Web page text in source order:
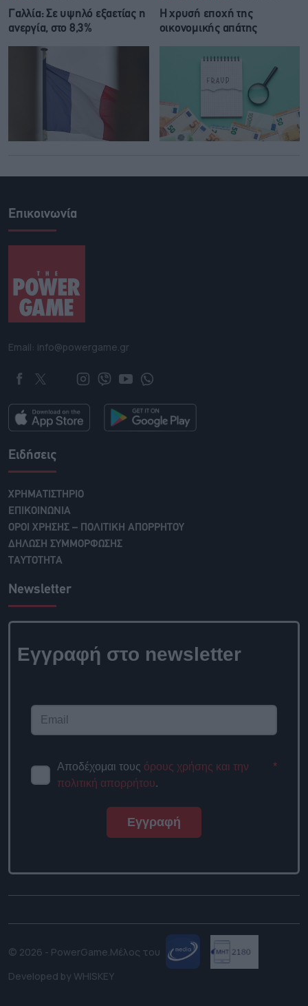
Γαλλία: Σε υψηλό εξαετίας η
ανεργία, στο 8,3%
Η χρυσή εποχή της
οικονομικής απάτης
Επικοινωνία
Email: info@powergame.gr
Ειδήσεις
ΧΡΗΜΑΤΙΣΤΗΡΙΟ
ΕΠΙΚΟΙΝΩΝΙΑ
ΟΡΟΙ ΧΡΗΣΗΣ – ΠΟΛΙΤΙΚΗ ΑΠΟΡΡΗΤΟΥ
ΔΗΛΩΣΗ ΣΥΜΜΟΡΦΩΣΗΣ
ΤΑΥΤΟΤΗΤΑ
Newsletter
Εγγραφή στο newsletter
Αποδέχομαι τους όρους χρήσης και την
πολιτική απορρήτου.
*
Εγγραφή
© 2026 - PowerGame.Μέλος του
Developed by WHISKEY